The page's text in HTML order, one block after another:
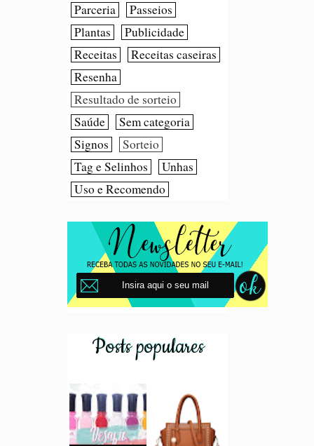
Parceria
Passeios
Plantas
Publicidade
Receitas
Receitas caseiras
Resenha
Resultado de sorteio
Saúde
Sem categoria
Signos
Sorteio
Tag e Selinhos
Unhas
Uso e Recomendo
Posts populares